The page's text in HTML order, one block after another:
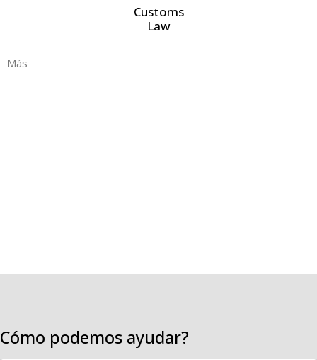
Customs
Law
Más
Cómo podemos ayudar?